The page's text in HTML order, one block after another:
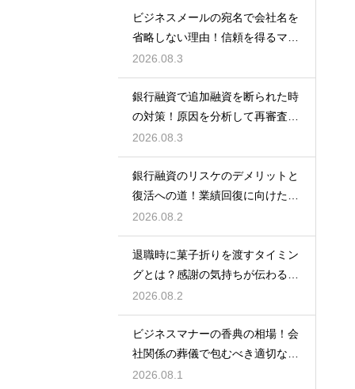
ビジネスメールの宛名で会社名を
省略しない理由！信頼を得るマナ
ー
2026.08.3
銀行融資で追加融資を断られた時
の対策！原因を分析して再審査を
狙う
2026.08.3
銀行融資のリスケのデメリットと
復活への道！業績回復に向けた事
業計画
2026.08.2
退職時に菓子折りを渡すタイミン
グとは？感謝の気持ちが伝わる正
しいマナー
2026.08.2
ビジネスマナーの香典の相場！会
社関係の葬儀で包むべき適切な金
額の目安
2026.08.1